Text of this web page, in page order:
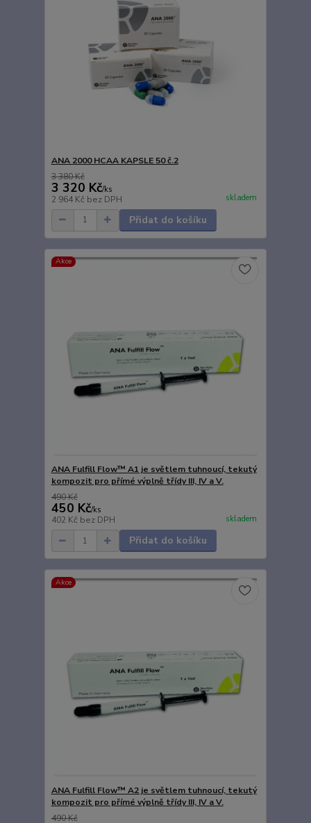
ANA 2000 HCAA KAPSLE 50 č.2
3 380 Kč
3 320 Kč/ks
2 964 Kč bez DPH skladem
Přidat do košíku
Akce
ANA Fulfill Flow™ A1 je světlem tuhnoucí, tekutý
kompozit pro přímé výplně třídy III, IV a V.
490 Kč
450 Kč/ks
402 Kč bez DPH skladem
Přidat do košíku
Akce
ANA Fulfill Flow™ A2 je světlem tuhnoucí, tekutý
kompozit pro přímé výplně třídy III, IV a V.
490 Kč